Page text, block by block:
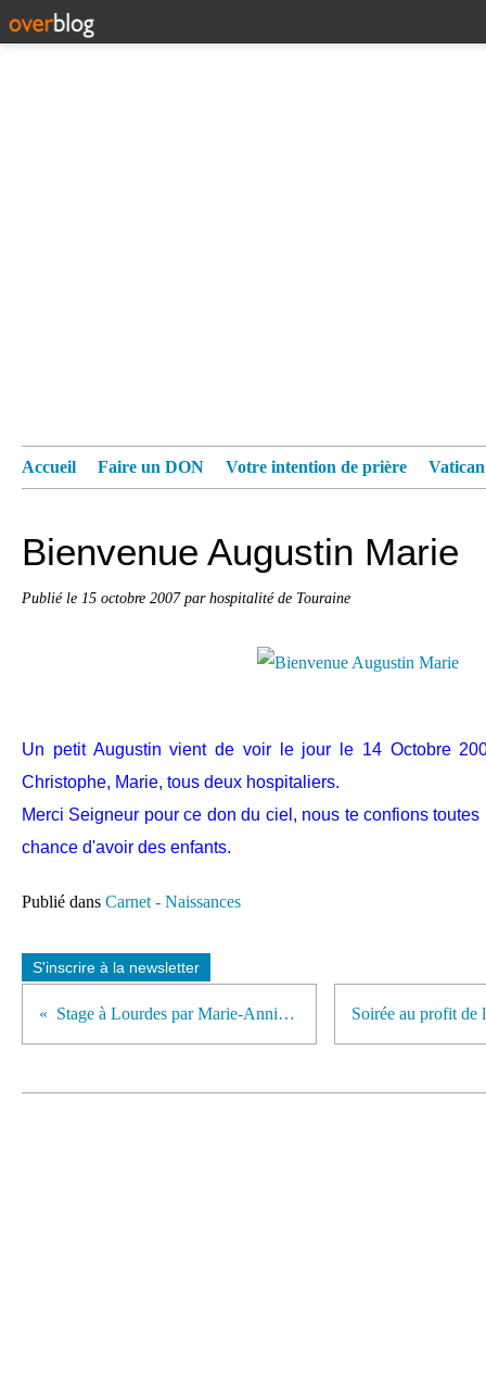
Accueil Faire un DON Votre intention de prière
Bienvenue Augustin Marie
Publié le 15 octobre 2007par hospitalité de Touraine
Un petit Augustin vient de voir le jour le 14 Octobre
Christophe, Marie, tous deux hospitaliers.
Merci Seigneur pour ce don du ciel, nous te confions
chance d'avoir des enfants.
Publié dans Carnet - Naissances
S'inscrire à la newsletter
Stage à Lourdes par Marie-Annick Pezet